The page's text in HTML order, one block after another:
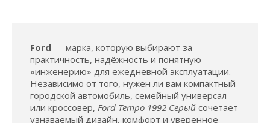
Ford — марка, которую выбирают за
практичность, надёжность и понятную
«инженерию» для ежедневной эксплуатации.
Независимо от того, нужен ли вам компактный
городской автомобиль, семейный универсал
или кроссовер, Ford Tempo 1992 Серый сочетает
узнаваемый дизайн, комфорт и уверенное